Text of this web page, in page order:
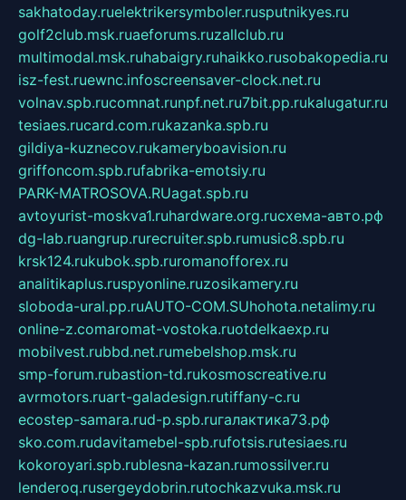
sakhatoday.ruelektrikersymboler.rusputnikyes.ru
golf2club.msk.ruaeforums.ruzallclub.ru
multimodal.msk.ruhabaigry.ruhaikko.rusobakopedia.ru
isz-fest.ruewnc.infoscreensaver-clock.net.ru
volnav.spb.rucomnat.runpf.net.ru7bit.pp.rukalugatur.ru
tesiaes.rucard.com.rukazanka.spb.ru
gildiya-kuznecov.rukameryboavision.ru
griffoncom.spb.rufabrika-emotsiy.ru
PARK-MATROSOVA.RUagat.spb.ru
avtoyurist-moskva1.ruhardware.org.ruсхема-авто.рф
dg-lab.ruangrup.rurecruiter.spb.rumusic8.spb.ru
krsk124.rukubok.spb.ruromanofforex.ru
analitikaplus.ruspyonline.ruzosikamery.ru
sloboda-ural.pp.ruAUTO-COM.SUhohota.netalimy.ru
online-z.comaromat-vostoka.ruotdelkaexp.ru
mobilvest.rubbd.net.rumebelshop.msk.ru
smp-forum.rubastion-td.rukosmoscreative.ru
avrmotors.ruart-galadesign.rutiffany-c.ru
ecostep-samara.rud-p.spb.ruгалактика73.рф
sko.com.rudavitamebel-spb.rufotsis.rutesiaes.ru
kokoroyari.spb.rublesna-kazan.rumossilver.ru
lenderoq.rusergeydobrin.rutochkazvuka.msk.ru